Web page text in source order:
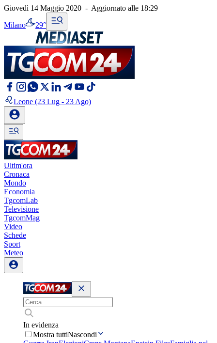
Giovedì 14 Maggio 2020 - Aggiornato alle 18:29
Milano 29°
Leone (23 Lug - 23 Ago)
Ultim'ora
Cronaca
Mondo
Economia
TgcomLab
Televisione
TgcomMag
Video
Schede
Sport
Meteo
In evidenza
Mostra tuttiNascondi